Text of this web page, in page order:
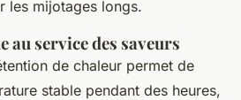
les mijotages longs.
service des saveurs
de chaleur permet de
stable pendant des heures,